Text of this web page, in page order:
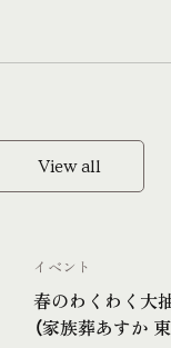
View all
春のわくわく大
（家族葬あすか
イベント